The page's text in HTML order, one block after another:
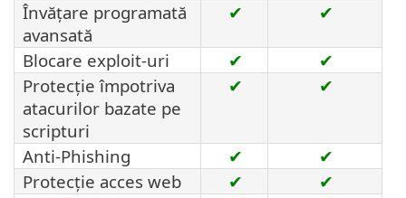
Învățare programată
avansată
✔ ✔
Blocare exploit-uri ✔
✔
Protecție împotriva
atacurilor bazate pe
scripturi
✔ ✔
Anti-Phishing ✔
✔
Protecţie acces web
✔
✔